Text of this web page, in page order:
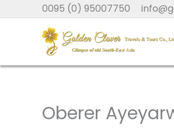
0095 (0) 95007750
Oberer